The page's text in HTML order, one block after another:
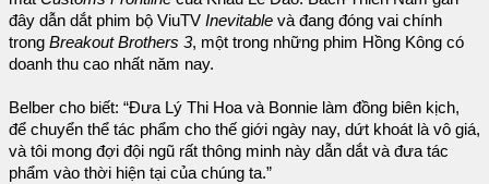
đây dẫn dắt phim bộ ViuTV Inevitable và đang đóng vai chính
trong Breakout Brothers 3, một trong những phim Hồng Kông có
doanh thu cao nhất năm nay.
Belber cho biết: “Đưa Lý Thi Hoa và Bonnie làm đồng biên kịch,
để chuyển thể tác phẩm cho thế giới ngày nay, dứt khoát là vô giá,
và tôi mong đợi đội ngũ rất thông minh này dẫn dắt và đưa tác
phẩm vào thời hiện tại của chúng ta.”